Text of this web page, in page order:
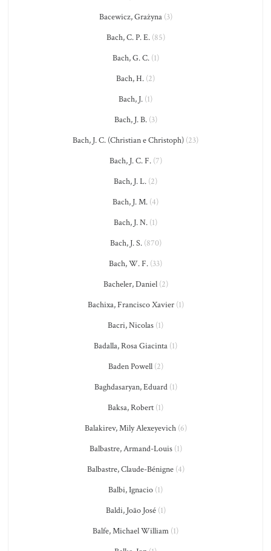
Bacewicz, Grażyna(3)
Bach, C. P. E.(85)
Bach, G. C.(1)
Bach, H. (2)
Bach, J. (1)
Bach, J. B.(3)
Bach, J. C. (Christian e Christoph) (23)
Bach, J. C. F.(7)
Bach, J. L. (2)
Bach, J. M. (4)
Bach, J. N. (1)
Bach, J. S.(870)
Bach, W. F. (33)
Bacheler, Daniel(2)
Bachixa, Francisco Xavier(1)
Bacri, Nicolas (1)
Badalla, Rosa Giacinta (1)
Baden Powell(2)
Baghdasaryan, Eduard(1)
Baksa, Robert (1)
Balakirev, Mily Alexeyevich(6)
Balbastre, Armand-Louis(1)
Balbastre, Claude-Bénigne(4)
Balbi, Ignacio (1)
Baldi, João José(1)
Balfe, Michael William (1)